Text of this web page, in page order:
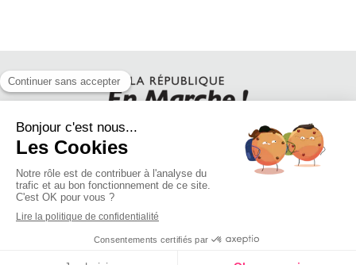
SUIVEZ STEPHANIE DO SUR LES RESEAUX SOCIAUX